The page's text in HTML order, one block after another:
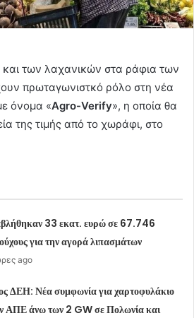
και των λαχανικών στα ράφια των
πρωταγωνιστκό ρόλο στη νέα
όνομα «Agro-Verify», η οποία θα
της τιμής από το χωράφι, στο
33 εκατ. ευρώ σε 67.746
για την αγορά λιπασμάτων
ago
ΔΕΗ: Νέα συμφωνία για χαρτοφυλάκιο
ΑΠΕ άνω των 2 GW σε Πολωνία και